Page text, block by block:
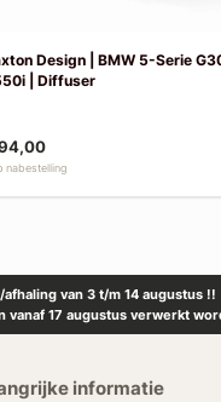
Design | BMW 5-Serie
| Diffuser
nabestelling
van 3 t/m 14 augustus !!
vanaf 17 augustus verwerkt
informatie